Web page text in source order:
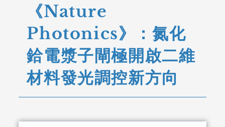
《Nature
Photonics》：氮化
鉿電漿子閘極開啟二維
材料發光調控新方向